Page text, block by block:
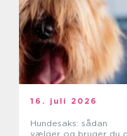
16. juli 2026
Hundesaks: sådan
vælger og bruger du